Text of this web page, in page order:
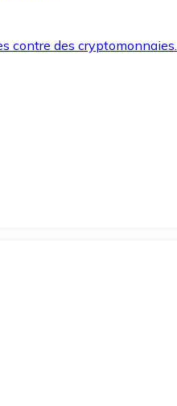
contre des cryptomonnaies.